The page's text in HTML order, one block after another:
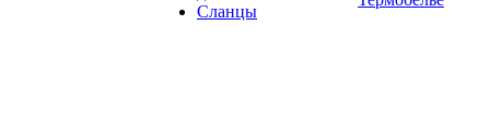
Сланцы